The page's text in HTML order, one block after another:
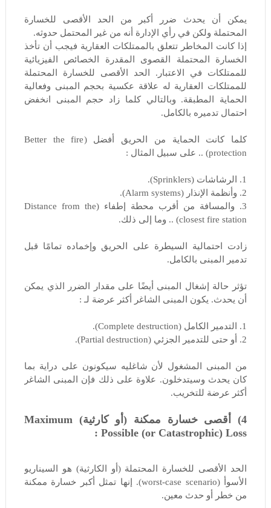
يمكن أن يحدث ضرر أكبر من الحد الأقصى للخسارة
المحتملة ولكن في رأي الإدارة أنه من غير المحتمل حدوثه.
إذا كانت المخاطر تتعلق بالممتلكات العقارية فيجب أن تأخذ
الخسارة المحتملة القصوى المقدرة الخصائص الفيزيائية
للممتلكات في الاعتبار. الحد الأقصى للخسارة المحتملة
للممتلكات العقارية له علاقة عكسية بحجم المبنى وفعالية
الحماية المطبقة. وبالتالي كلما زاد حجم المبنى انخفض
احتمال تدميره بالكامل.
كلما كانت الحماية من الحريق أفضل (Better the fire
protection) .. على سبيل المثال :
1. الرشاشات (Sprinklers).
2. وأنظمة الإنذار (Alarm systems).
3. والمسافة من أقرب محطة إطفاء (Distance from the
closest fire station) .. وما إلى ذلك.
زادت احتمالية السيطرة على الحريق وإخماده تمامًا قبل
تدمير المبنى بالكامل.
تؤثر حالة إشغال المبنى أيضًا على مقدار الضرر الذي يمكن
أن يحدث. يكون المبنى الشاغر أكثر عرضة لـ :
1. التدمير الكامل (Complete destruction).
2. أو حتى للتدمير الجزئي (Partial destruction).
من المبنى المشغول لأن شاغليه سيكونون على دراية بما
كان يحدث وسيتدخلون. علاوة على ذلك فإن المبنى الشاغر
أكثر عرضة للتخريب.
4) أقصى خسارة ممكنة (أو كارثية) Maximum
Possible (or Catastrophic) Loss :
الحد الأقصى للخسارة المحتملة (أو الكارثية) هو السيناريو
الأسوأ (worst-case scenario). إنها تمثل أكبر خسارة ممكنة
من خطر أو حدث معين.